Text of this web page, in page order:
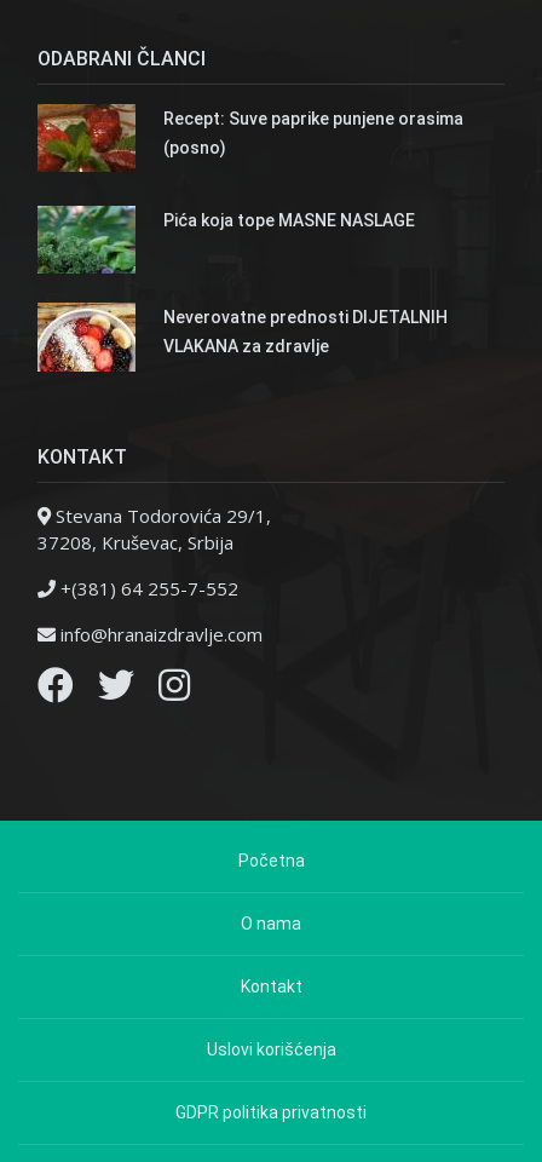
ODABRANI ČLANCI
Recept: Suve paprike punjene orasima
(posno)
Pića koja tope MASNE NASLAGE
Neverovatne prednosti DIJETALNIH
VLAKANA za zdravlje
KONTAKT
Stevana Todorovića 29/1,
37208, Kruševac, Srbija
+(381) 64 255-7-552
info@hranaizdravlje.com
Početna
O nama
Kontakt
Uslovi korišćenja
GDPR politika privatnosti